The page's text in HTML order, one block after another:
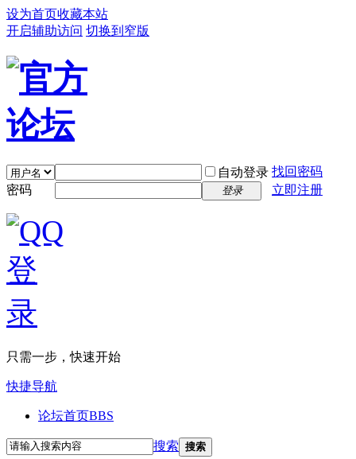
设为首页收藏本站
开启辅助访问 切换到窄版
自动登录 找回密码
密码
登录 立即注册
只需一步，快速开始
快捷导航
论坛首页BBS
搜索 搜索